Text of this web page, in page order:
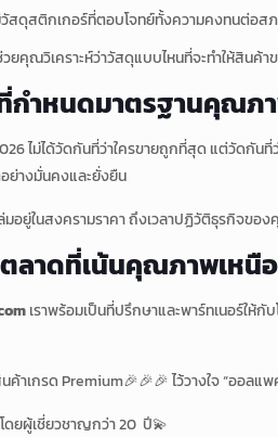
วัสดุสติกเกอร์ที่ตอบโจทย์ทั้งความคงทนต่อ
วยคุณวิเคราะห์ว่าวัสดุแบบไหนที่จะทำให้สินค้
กำหนดมาตรฐานคุณภ
ไม่ได้วัดกันที่ว่าใครขายถูกที่สุด แต่วัด
ย่างมั่นคงและยั่งยืน
ยู่ในสงครามราคา ถึงเวลาปฏิวัติธุรกิจข
ลาดที่เน้นคุณภาพเหนื
เราพร้อมเป็นที่ปรึกษาและพาร์ทเนอร์ให้
เกรด Premium🎉🎉🎉 ไว้วางใจ “ออลแ
ยผู้เชี่ยวชาญกว่า 20 ปี💫